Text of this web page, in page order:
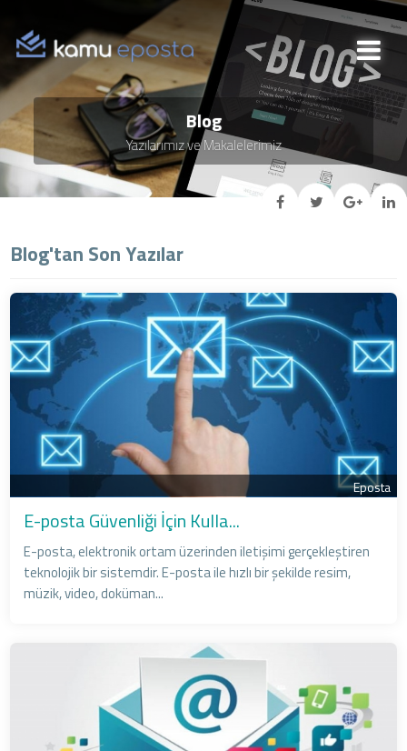
Blog
Yazılarımız ve Makalelerimiz
Blog'tan Son Yazılar
Eposta
E-posta Güvenliği İçin Kulla...
E-posta, elektronik ortam üzerinden iletişimi gerçekleştiren
teknolojik bir sistemdir. E-posta ile hızlı bir şekilde resim,
müzik, video, doküman...